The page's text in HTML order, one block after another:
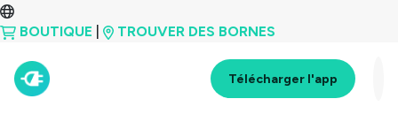
BOUTIQUE TROUVER DES BORNES
Télécharger l'app